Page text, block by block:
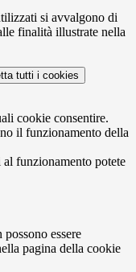
si avvalgono di
finalità illustrate nella
tutti i cookies
cookie consentire.
il funzionamento della
al funzionamento potete
essere
pagina della cookie